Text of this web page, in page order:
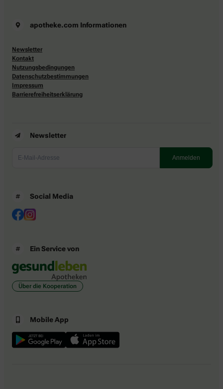
apotheke.com Informationen
Newsletter
Kontakt
Nutzungsbedingungen
Datenschutzbestimmungen
Impressum
Barrierefreiheitserklärung
Newsletter
Social Media
Ein Service von
Über die Kooperation
Mobile App